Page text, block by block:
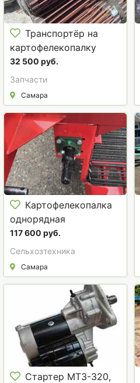
Транспортёр на
картофелекопалку
Виракс ( Wirax )
32 500 руб.
Запчасти
Самара
Картофелекопалка
однорядная
117 600 руб.
Сельхозтехника
Самара
Стартер МТЗ-320,